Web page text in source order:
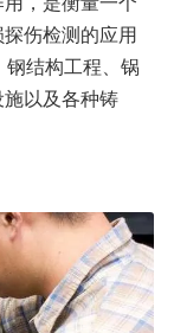
伤检测的应用
钢结构工程、锅
以及各种铸